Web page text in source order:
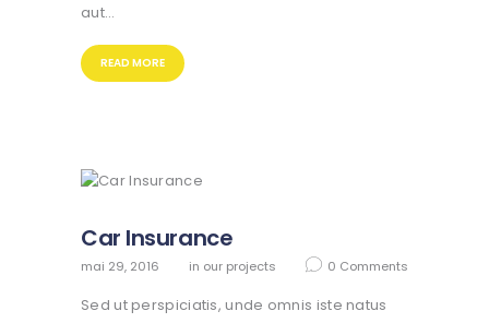
aut…
READ MORE
Car Insurance
mai 29, 2016 in our projects 0 Comments
Sed ut perspiciatis, unde omnis iste natus